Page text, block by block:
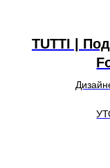
TUTTI |